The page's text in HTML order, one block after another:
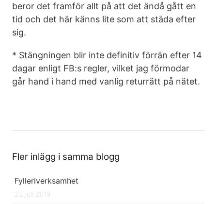
beror det framför allt på att det ändå gått en
tid och det här känns lite som att städa efter
sig.
* Stängningen blir inte definitiv förrän efter 14
dagar enligt FB:s regler, vilket jag förmodar
går hand i hand med vanlig returrätt på nätet.
Fler inlägg i samma blogg
Fylleriverksamhet
23 juli 2019